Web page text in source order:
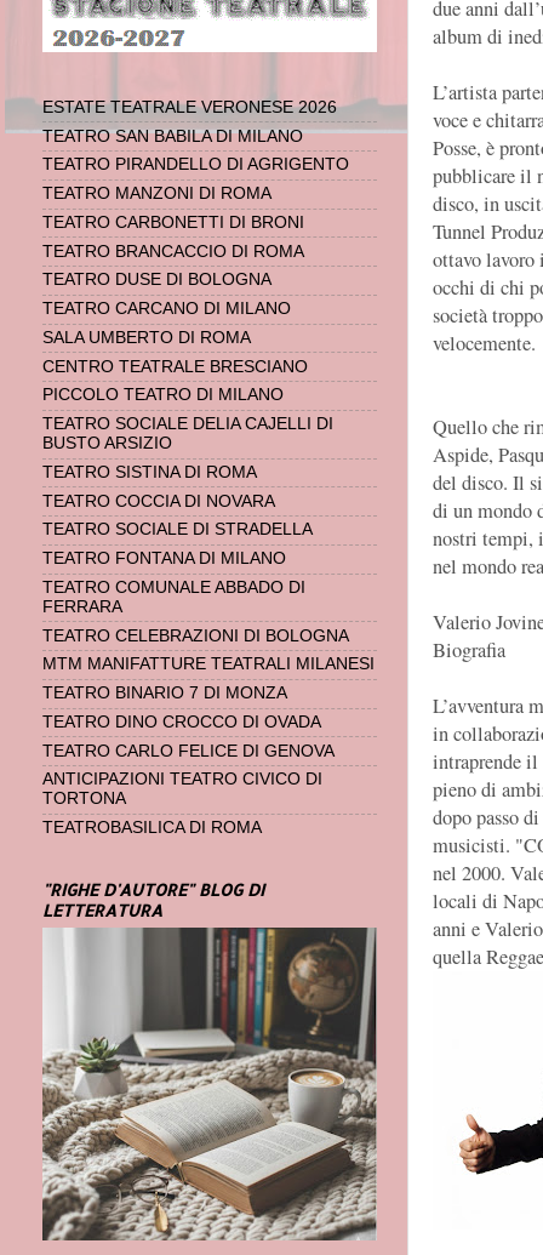
due anni
album di
L’artista
voce e
Posse, è
pubblicare il
disco, in
Tunnel
ottavo
occhi di chi
società
velocemente.
Quello che
Aspide,
del disco. Il
di un mondo
nostri tempi,
nel mondo
Valerio
Biografia
L’avventura
in
intraprende il
pieno di
dopo passo
musicisti.
nel 2000.
locali di
anni e
quella
ESTATE TEATRALE VERONESE 2026
TEATRO SAN BABILA DI MILANO
TEATRO PIRANDELLO DI AGRIGENTO
TEATRO MANZONI DI ROMA
TEATRO CARBONETTI DI BRONI
TEATRO BRANCACCIO DI ROMA
TEATRO DUSE DI BOLOGNA
TEATRO CARCANO DI MILANO
SALA UMBERTO DI ROMA
CENTRO TEATRALE BRESCIANO
PICCOLO TEATRO DI MILANO
TEATRO SOCIALE DELIA CAJELLI DI
BUSTO ARSIZIO
TEATRO SISTINA DI ROMA
TEATRO COCCIA DI NOVARA
TEATRO SOCIALE DI STRADELLA
TEATRO FONTANA DI MILANO
TEATRO COMUNALE ABBADO DI
FERRARA
TEATRO CELEBRAZIONI DI BOLOGNA
MTM MANIFATTURE TEATRALI MILANESI
TEATRO BINARIO 7 DI MONZA
TEATRO DINO CROCCO DI OVADA
TEATRO CARLO FELICE DI GENOVA
ANTICIPAZIONI TEATRO CIVICO DI
TORTONA
TEATROBASILICA DI ROMA
"RIGHE D'AUTORE" BLOG DI
LETTERATURA